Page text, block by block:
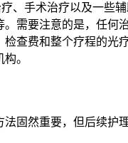
、手术治疗以及一些
需要注意的是，任
查费和整个疗程的
。
固然重要，但后续